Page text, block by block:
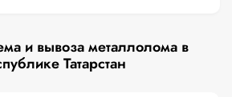
и вывоза металлолома в
Татарстан